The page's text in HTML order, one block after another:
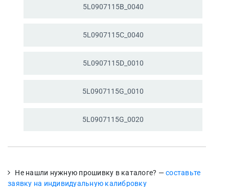
5L0907115B_ 0040
5L0907115C_ 0040
5L0907115D_ 0010
5L0907115G_ 0010
5L0907115G_ 0020
Не нашли нужную прошивку в каталоге? —составьте
заявку на индивидуальную калибровку